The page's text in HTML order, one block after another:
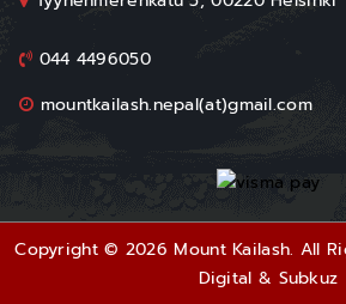
044 4496050
mountkailash.nepal(at)gmail.com
Copyright © 2026 Mount Kailash. All
Digital & Subkuz